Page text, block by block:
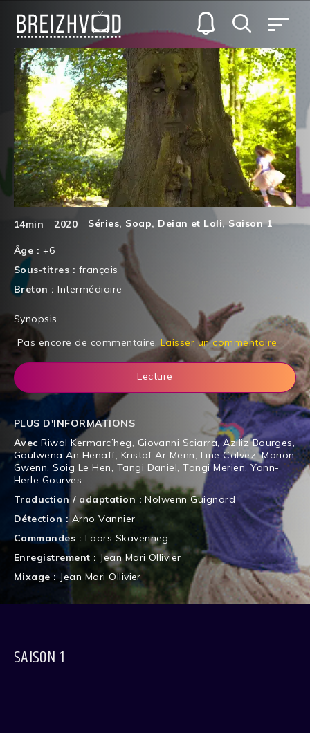
14min 2020 Séries, Soap, Deian et Loli, Saison 1
Âge : +6
Sous-titres : français
Breton :Intermédiaire
Synopsis
Pas encore de commentaire. Laisser un commentaire
Lecture
PLUS D'INFORMATIONS
Avec Riwal Kermarc’heg, Giovanni Sciarra,Aziliz Bourges,
Goulwena An Henaff, Kristof Ar Menn, Line Calvez,Marion
Gwenn,Soig Le Hen, Tangi Daniel,Tangi Merien,Yann-
Herle Gourves
Traduction / adaptation :Nolwenn Guignard
Détection : Arno Vannier
Commandes : Laors Skavenneg
Enregistrement :Jean Mari Ollivier
Mixage : Jean Mari Ollivier
SAISON 1